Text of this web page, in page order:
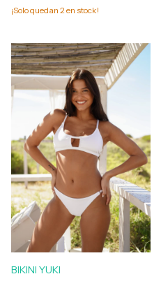
¡Solo quedan 2en stock!
BIKINI YUKI